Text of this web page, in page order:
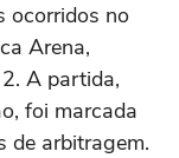
ocorridos no
Arena,
A partida,
foi marcada
de arbitragem.